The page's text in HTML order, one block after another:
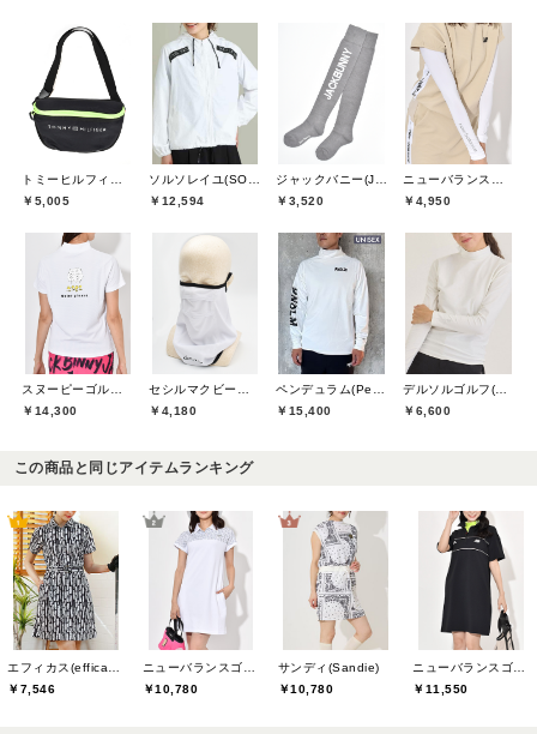
トミーヒルフィガーゴルフ(TOMMY HILFIGER GOLF)
￥5,005
ソルソレイユ(SOUS LE SOLEIL)
￥12,594
ジャックバニー(Jack Bunny)
￥3,520
ニューバランスゴルフ(New Balance Golf)
￥4,950
スヌーピーゴルフ(SNOOPY GOLF)
￥14,300
セシルマクビーグリーン(CECIL McBEE green)
￥4,180
ペンデュラム(Pendulum)
￥15,400
デルソルゴルフ(DELSOL GOLF)
￥6,600
この商品と同じアイテムランキング
￥7,546
￥10,780
サンディ(Sandie)
￥10,780
￥11,550